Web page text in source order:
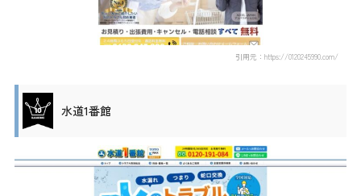
引用元：https://0120245990.com/
水道1番館